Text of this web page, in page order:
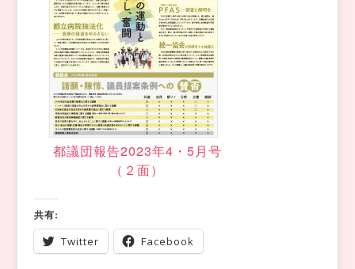
都議団報告2023年4・5月号
（２面）
共有:
Twitter
Facebook